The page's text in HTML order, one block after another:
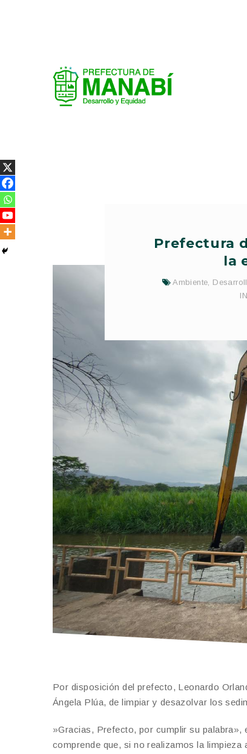
​Prefectura
la
Ambiente
Por disposición del prefecto, Leonardo
Ángela Plúa, de limpiar y desazolvar los
​»Gracias, Prefecto, por cumplir su
comprende que, si no realizamos la